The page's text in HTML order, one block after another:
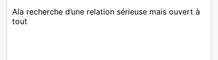
Ala recherche d’une relation sérieuse mais ouvert à
tout